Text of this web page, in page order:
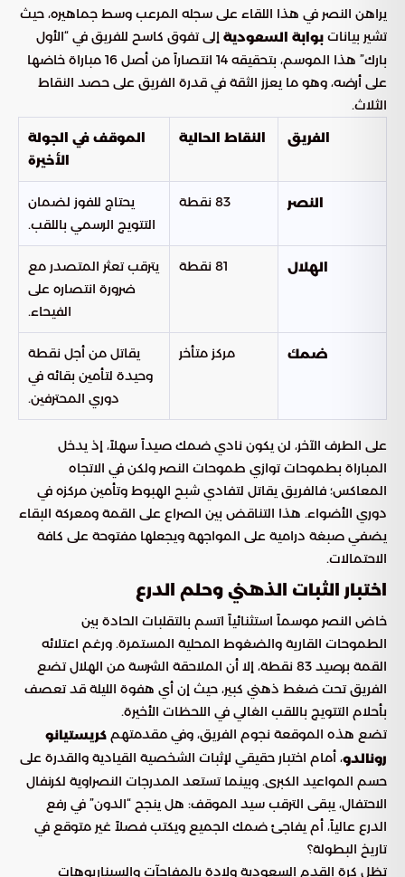
يراهن النصر في هذا اللقاء على سجله المرعب وسط جماهيره، حيث
تشير بيانات بوابة السعودية إلى تفوق كاسح للفريق في “الأول
بارك” هذا الموسم، بتحقيقه 14 انتصاراً من أصل 16 مباراة خاضها
على أرضه، وهو ما يعزز الثقة في قدرة الفريق على حصد النقاط
الثلاث.
الفريق
النقاط الحالية
الموقف في الجولة
الأخيرة
النصر 83 نقطة
يحتاج للفوز لضمان
التتويج الرسمي باللقب.
الهلال 81 نقطة
يترقب تعثر المتصدر مع
ضرورة انتصاره على
الفيحاء.
ضمك مركز متأخر
يقاتل من أجل نقطة
وحيدة لتأمين بقائه في
دوري المحترفين.
على الطرف الآخر، لن يكون نادي ضمك صيداً سهلاً، إذ يدخل
المباراة بطموحات توازي طموحات النصر ولكن في الاتجاه
المعاكس؛ فالفريق يقاتل لتفادي شبح الهبوط وتأمين مركزه في
دوري الأضواء. هذا التناقض بين الصراع على القمة ومعركة البقاء
يضفي صبغة درامية على المواجهة ويجعلها مفتوحة على كافة
الاحتمالات.
اختبار الثبات الذهني وحلم الدرع
خاض النصر موسماً استثنائياً اتسم بالتقلبات الحادة بين
الطموحات القارية والضغوط المحلية المستمرة. ورغم اعتلائه
القمة برصيد 83 نقطة، إلا أن الملاحقة الشرسة من الهلال تضع
الفريق تحت ضغط ذهني كبير، حيث إن أي هفوة الليلة قد تعصف
بأحلام التتويج باللقب الغالي في اللحظات الأخيرة.
تضع هذه الموقعة نجوم الفريق، وفي مقدمتهم كريستيانو
رونالدو، أمام اختبار حقيقي لإثبات الشخصية القيادية والقدرة على
حسم المواعيد الكبرى. وبينما تستعد المدرجات النصراوية لكرنفال
الاحتفال، يبقى الترقب سيد الموقف: هل ينجح “الدون” في رفع
الدرع عالياً، أم يفاجئ ضمك الجميع ويكتب فصلاً غير متوقع في
تاريخ البطولة؟
تظل كرة القدم السعودية ولادة بالمفاجآت والسيناريوهات